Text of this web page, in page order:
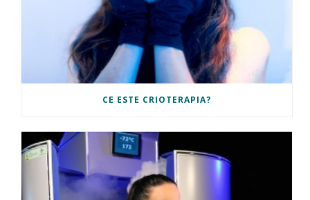
CE ESTE CRIOTERAPIA?